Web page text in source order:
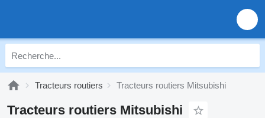
Tracteurs routiers Tracteurs routiers Mitsubishi
Tracteurs routiers Mitsubishi